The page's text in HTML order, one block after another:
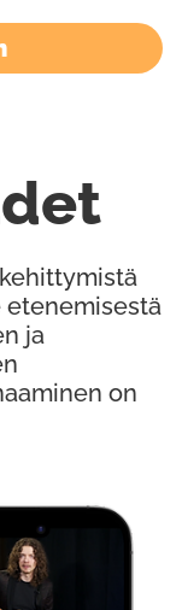
etenemisestä
ja
on